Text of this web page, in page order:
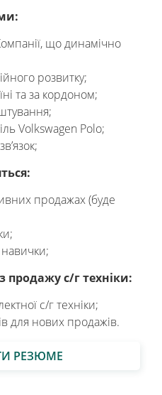
що динамічно
розвитку;
та за кордоном;
Volkswagen Polo;
продажах (буде
навички;
с/г техніки:
с/г техніки;
для нових продажів.
РЕЗЮМЕ